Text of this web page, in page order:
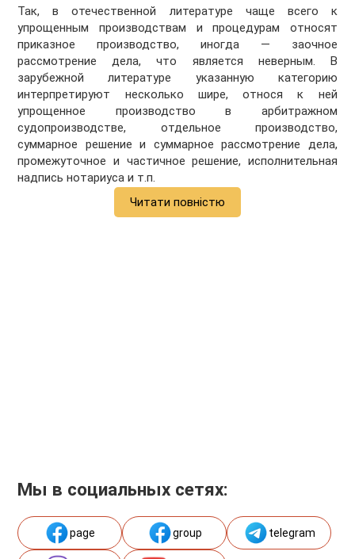
Так, в отечественной литературе чаще всего к
упрощенным производствам и процедурам относят
приказное производство, иногда — заочное
рассмотрение дела, что является неверным. В
зарубежной литературе указанную категорию
интерпретируют несколько шире, относя к ней
упрощенное производство в арбитражном
судопроизводстве, отдельное производство,
суммарное решение и суммарное рассмотрение дела,
промежуточное и частичное решение, исполнительная
надпись нотариуса и т.п.
Читати повністю
Мы в социальных сетях:
page group telegram